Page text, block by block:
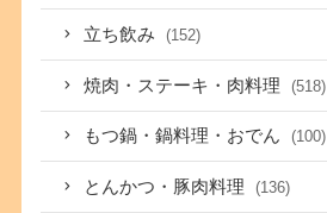
立ち飲み (152)
焼肉・ステーキ・肉料理 (518)
もつ鍋・鍋料理・おでん (100)
とんかつ・豚肉料理 (136)